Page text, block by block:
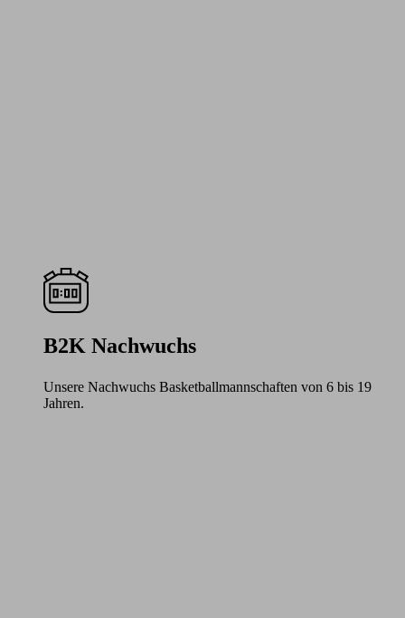
B2K Nachwuchs
Unsere Nachwuchs Basketballmannschaften von 6 bis 19
Jahren.